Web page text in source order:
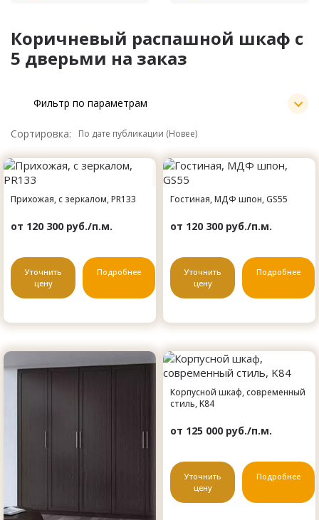
Коричневый распашной шкаф с
5 дверьми на заказ
Фильтр по параметрам
Сортировка:
Прихожая, с зеркалом, PR133
от 120 300 руб./п.м.
Уточнить
цену
Подробнее
Гостиная, МДФ шпон, GS55
от 120 300 руб./п.м.
Уточнить
цену
Подробнее
Корпусной шкаф, современный
стиль, K84
от 125 000 руб./п.м.
Уточнить
цену
Подробнее